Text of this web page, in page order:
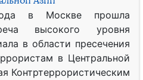
в Москве прошла
высокого уровня
в области пресечения
в Центральной
Контртеррористическим